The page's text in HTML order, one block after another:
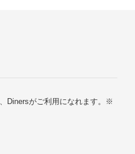
Dinersがご利用になれます。※